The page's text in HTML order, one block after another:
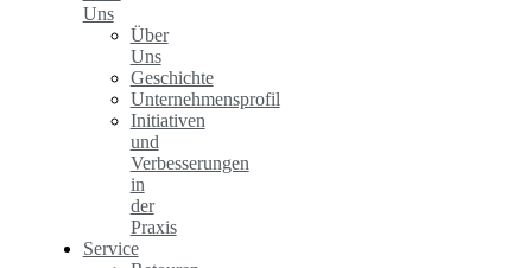
Uns
Über
Uns
Geschichte
Unternehmensprofil
Initiativen
und
Verbesserungen
in
der
Praxis
Service